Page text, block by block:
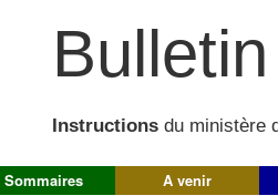
Instructions du ministère
Sommaires A venir